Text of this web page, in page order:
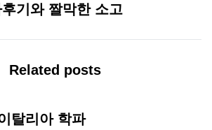
기와 짤막한 소고
Related posts
탈리아 학파